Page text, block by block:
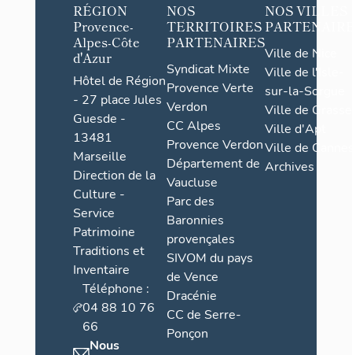
RÉGION
Provence-
Alpes-Côte
d'Azur
Hôtel de Région
- 27 place Jules
Guesde -
13481
Marseille
Direction de la
Culture -
Service
Patrimoine
Traditions et
Inventaire
Téléphone :
04 88 10 76
66
Nous
NOS
TERRITOIRES
PARTENAIRES
Syndicat Mixte
Provence Verte
Verdon
CC Alpes
Provence Verdon
Département de
Vaucluse
Parc des
Baronnies
provençales
SIVOM du pays
de Vence
Dracénie
CC de Serre-
Ponçon
NOS VILLES
Ville de Nice
Ville de l'Isle-
sur-la-Sorgue
Ville de Grasse
Ville d'Apt
Ville de
Archives